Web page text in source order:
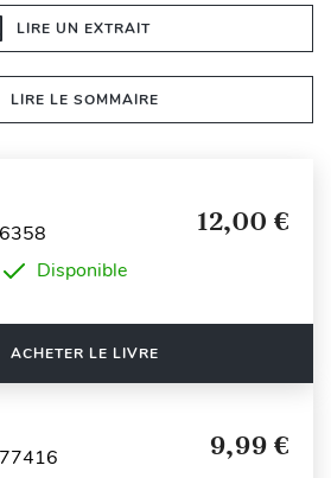
LIRE UN EXTRAIT
LIRE LE SOMMAIRE
12,00 €
Disponible
ACHETER LE LIVRE
9,99 €